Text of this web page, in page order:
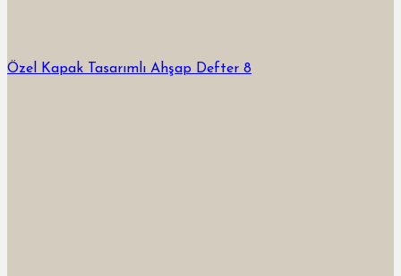
Özel Kapak Tasarımlı Ahşap Defter 8